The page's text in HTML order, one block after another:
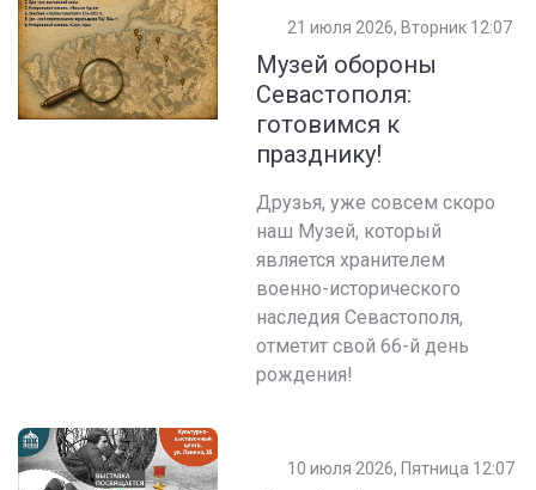
21 июля 2026, Вторник 12:07
Музей обороны
Севастополя:
готовимся к
празднику!
Друзья, уже совсем скоро
наш Музей, который
является хранителем
военно-исторического
наследия Севастополя,
отметит свой 66-й день
рождения!
10 июля 2026, Пятница 12:07